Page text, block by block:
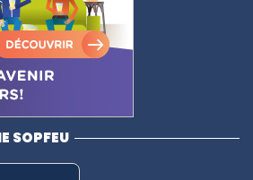
SOPFEU